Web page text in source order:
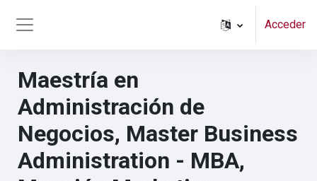
Acceder
Maestría en
Administración de
Negocios, Master Business
Administration - MBA,